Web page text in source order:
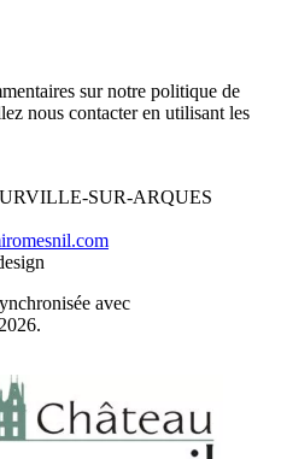
sur notre politique de
nous contacter en utilisant les
SUR-ARQUES
avec